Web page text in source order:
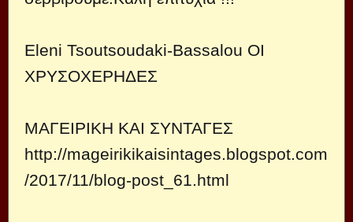
Eleni Tsoutsoudaki-Bassalou ΟΙ
ΧΡΥΣΟΧΕΡΗΔΕΣ
ΜΑΓΕΙΡΙΚΗ ΚΑΙ ΣΥΝΤΑΓΕΣ
http://mageirikikaisintages.blogspot.com
/2017/11/blog-post_61.html